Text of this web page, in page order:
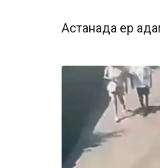
Астанада ер